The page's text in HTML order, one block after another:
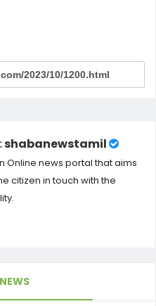
shabanewstamil
Online news portal that aims
citizen in touch with the